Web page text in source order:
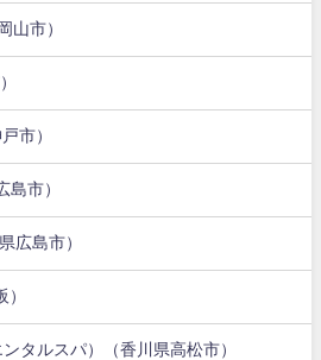
山市）
市）
島市）
広島市）
タルスパ）（香川県高松市）